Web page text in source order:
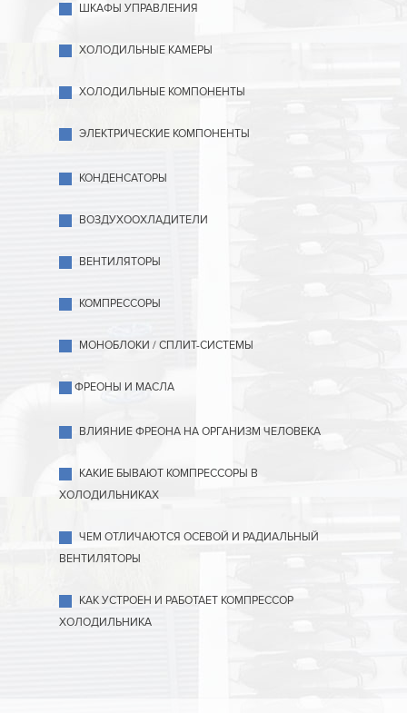
ШКАФЫ УПРАВЛЕНИЯ
ХОЛОДИЛЬНЫЕ КАМЕРЫ
ХОЛОДИЛЬНЫЕ КОМПОНЕНТЫ
ЭЛЕКТРИЧЕСКИЕ КОМПОНЕНТЫ
КОНДЕНСАТОРЫ
ВОЗДУХООХЛАДИТЕЛИ
ВЕНТИЛЯТОРЫ
КОМПРЕССОРЫ
МОНОБЛОКИ / СПЛИТ-СИСТЕМЫ
ФРЕОНЫ И МАСЛА
ВЛИЯНИЕ ФРЕОНА НА ОРГАНИЗМ ЧЕЛОВЕКА
КАКИЕ БЫВАЮТ КОМПРЕССОРЫ В
ХОЛОДИЛЬНИКАХ
ЧЕМ ОТЛИЧАЮТСЯ ОСЕВОЙ И РАДИАЛЬНЫЙ
ВЕНТИЛЯТОРЫ
КАК УСТРОЕН И РАБОТАЕТ КОМПРЕССОР
ХОЛОДИЛЬНИКА